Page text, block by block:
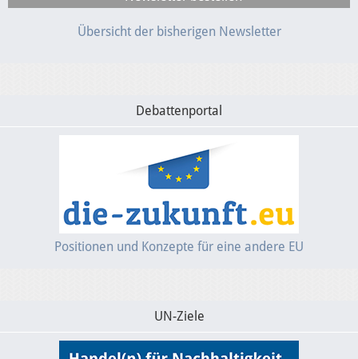
Übersicht der bisherigen Newsletter
Debattenportal
Positionen und Konzepte für eine andere EU
UN-Ziele